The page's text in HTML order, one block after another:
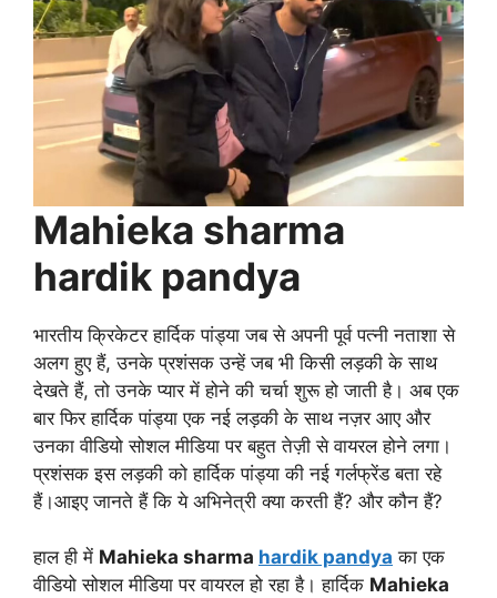
Mahieka sharma
hardik pandya
भारतीय क्रिकेटर हार्दिक पांड्या जब से अपनी पूर्व पत्नी नताशा से
अलग हुए हैं, उनके प्रशंसक उन्हें जब भी किसी लड़की के साथ
देखते हैं, तो उनके प्यार में होने की चर्चा शुरू हो जाती है। अब एक
बार फिर हार्दिक पांड्या एक नई लड़की के साथ नज़र आए और
उनका वीडियो सोशल मीडिया पर बहुत तेज़ी से वायरल होने लगा।
प्रशंसक इस लड़की को हार्दिक पांड्या की नई गर्लफ्रेंड बता रहे
हैं।आइए जानते हैं कि ये अभिनेत्री क्या करती हैं? और कौन हैं?
हाल ही में Mahieka sharma hardik pandya का एक
वीडियो सोशल मीडिया पर वायरल हो रहा है। हार्दिक Mahieka